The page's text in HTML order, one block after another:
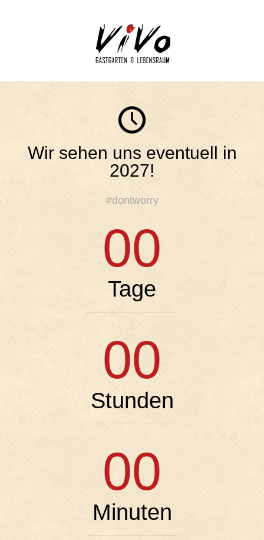
Wir sehen uns eventuell in
2027!
#dontworry
00
Tage
00
Stunden
00
Minuten